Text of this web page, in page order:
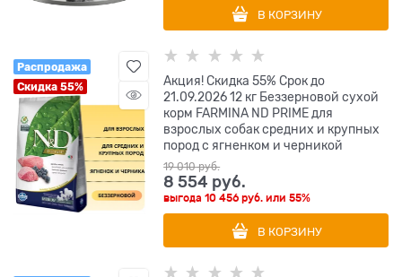
В КОРЗИНУ
Распродажа
Скидка 55%
Акция! Скидка 55% Срок до
21.09.2026 12 кг Беззерновой cухой
корм FARMINA ND PRIME для
взрослых собак средних и крупных
пород с ягненком и черникой
19 010 руб.
8 554 руб.
выгода10 456 руб. или55%
В КОРЗИНУ